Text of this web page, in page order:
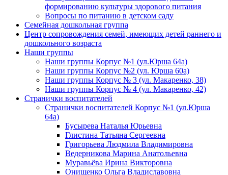
формированию культуры здорового питания
Вопросы по питанию в детском саду
Семейная дошкольная группа
Центр сопровождения семей, имеющих детей раннего и
дошкольного возраста
Наши группы
Наши группы Корпус №1 (ул.Юрша 64а)
Наши группы Корпус №2 (ул. Юрша 60а)
Наши группы Корпус № 3 (ул. Макаренко, 38)
Наши группы Корпус № 4 (ул. Макаренко, 42)
Странички воспитателей
Странички воспитателей Корпус №1 (ул.Юрша
64а)
Бусырева Наталья Юрьевна
Глистина Татьяна Сергеевна
Григорьева Людмила Владимировна
Ведерникова Марина Анатольевна
Муравьёва Ирина Викторовна
Онищенко Ольга Владиславовна